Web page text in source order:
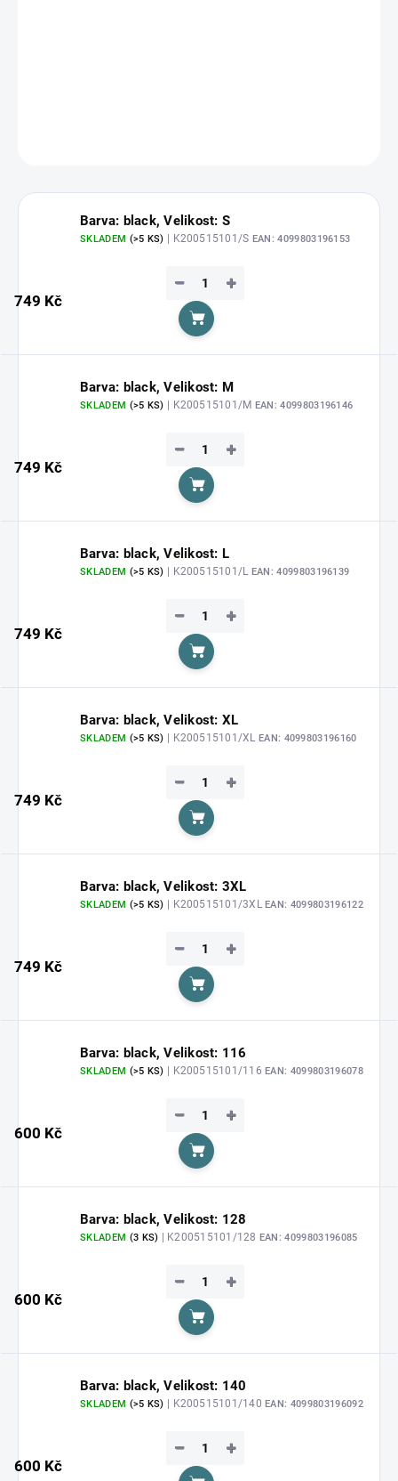
Barva: black, Velikost: S
SKLADEM (>5 KS) | K200515101/S EAN: 4099803196153
749 Kč
+
−
Do košíku
Barva: black, Velikost: M
SKLADEM (>5 KS) | K200515101/M EAN: 4099803196146
749 Kč
+
−
Do košíku
Barva: black, Velikost: L
SKLADEM (>5 KS) | K200515101/L EAN: 4099803196139
749 Kč
+
−
Do košíku
Barva: black, Velikost: XL
SKLADEM (>5 KS) | K200515101/XL EAN: 4099803196160
749 Kč
+
−
Do košíku
Barva: black, Velikost: 3XL
SKLADEM (>5 KS) | K200515101/3XLEAN: 4099803196122
749 Kč
+
−
Do košíku
Barva: black, Velikost: 116
SKLADEM (>5 KS) | K200515101/116EAN: 4099803196078
600 Kč
+
−
Do košíku
Barva: black, Velikost: 128
SKLADEM (3 KS) | K200515101/128 EAN: 4099803196085
600 Kč
+
−
Do košíku
Barva: black, Velikost: 140
SKLADEM (>5 KS) | K200515101/140EAN: 4099803196092
600 Kč
+
−